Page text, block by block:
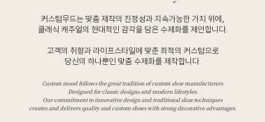
커스텀무드는 맞춤 제작의 진정성과 지속가능한 가치 위에,
클래식 캐주얼의 현대적인 감각을 담은 수제화를 제안합니다.
고객의 취향과 라이프스타일에 맞춘 최적의 커스텀으로
당신의 하나뿐인 맞춤 수제화를 제작합니다.
Custom mood follows the great tradition of custom shoe manufacturers
Designed for classic designs and modern lifestyles.
Our commitment to innovative design and traditional shoe techniques
creates and delivers quality and custom shoes with strong decorative advantages.